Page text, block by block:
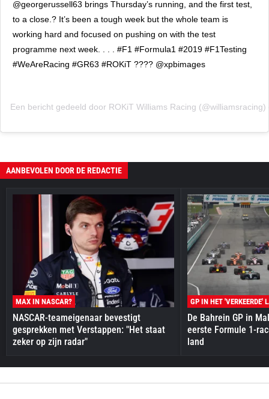
@georgerussell63 brings Thursday’s running, and the first test,
to a close.? It’s been a tough week but the whole team is
working hard and focused on pushing on with the test
programme next week. . . . #F1 #Formula1 #2019 #F1Testing
#WeAreRacing #GR63 #ROKiT ???? @xpbimages
Een bericht gedeeld door ROKiT Williams Racing
AANBEVOLEN DOOR DE REDACTIE
MAX IN NASCAR?
NASCAR-teameigenaar bevestigt
gesprekken met Verstappen: "Het staat
zeker op zijn radar"
GP IN HET 'VERKEERDE'
De Bahrein GP in
eerste Formule 1-
land